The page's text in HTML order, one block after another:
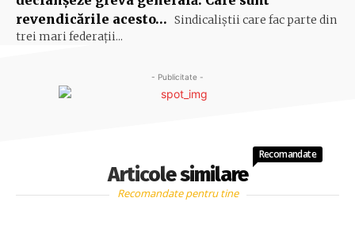
revendicările acesto… Sindicaliştii care fac parte din
trei mari federaţii...
- Publicitate -
Articole similare
Recomandate
Recomandate pentru tine